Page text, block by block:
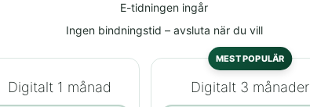
E-tidningen ingår
Ingen bindningstid – avsluta när du vill
Digitalt 1 månad
MEST POPULÄR
Digitalt 3 månader